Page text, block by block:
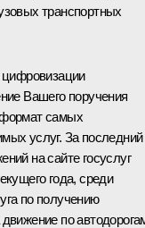
транспортных
цифровизации
Вашего поручения
самых
услуг. За последний
на сайте госуслуг
года, среди
по получению
по